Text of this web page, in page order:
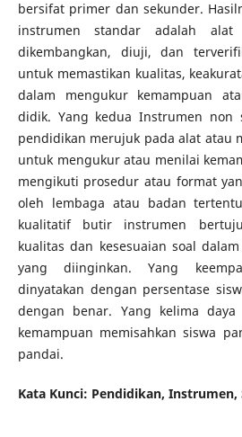
bersifat primer dan sekunder.
instrumen standar adalah
dikembangkan, diuji, dan
untuk memastikan kualitas,
dalam mengukur kemampuan
didik. Yang kedua Instrumen non
pendidikan merujuk pada alat atau
untuk mengukur atau menilai
mengikuti prosedur atau format
oleh lembaga atau badan
kualitatif butir instrumen
kualitas dan kesesuaian soal
yang diinginkan. Yang
dinyatakan dengan persentase
dengan benar. Yang kelima
kemampuan memisahkan siswa
pandai.
Kata Kunci: Pendidikan, Instrumen,